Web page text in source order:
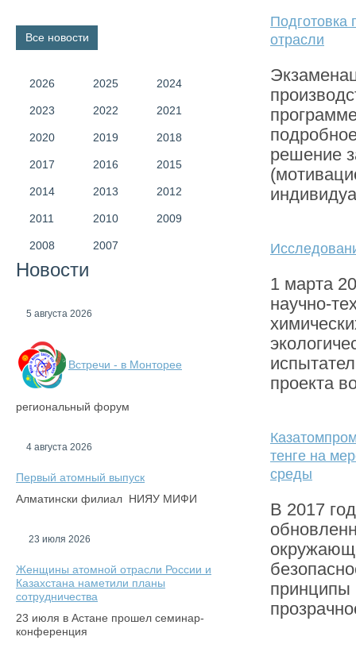
Все новости
2026 2025 2024
2023 2022 2021
2020 2019 2018
2017 2016 2015
2014 2013 2012
2011 2010 2009
2008 2007
Новости
5 августа 2026
Встречи - в Монторее
региональный форум
4 августа 2026
Первый атомный выпуск
Алматински филиал НИЯУ МИФИ
23 июля 2026
Женщины атомной отрасли России и
Казахстана наметили планы
сотрудничества
23 июля в Астане прошел семинар-
конференция
Подготовка
отрасли
решение
1 марта
научно-
проекта
тенге на
среды
В 2017
принципы